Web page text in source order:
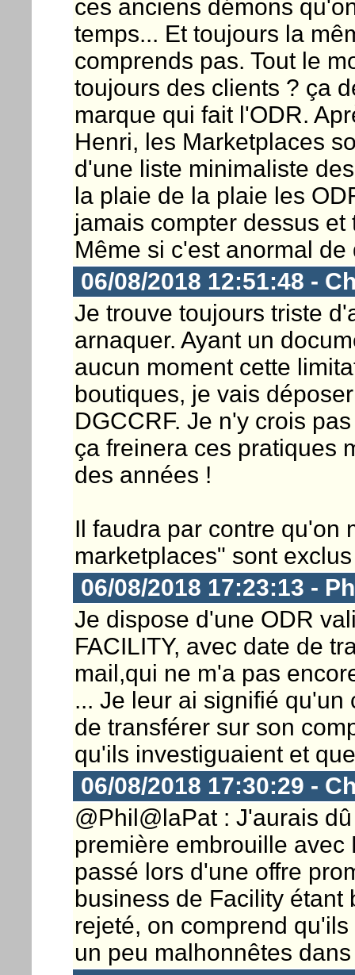
ces anciens démons
temps... Et toujours la
comprends pas. Tout le
toujours des clients ? ça
marque qui fait l'ODR.
Henri, les Marketplaces
d'une liste minimaliste
la plaie de la plaie les
jamais compter dessus
Même si c'est anormal
06/08/2018 12:51:48 -
Je trouve toujours triste
arnaquer. Ayant un
aucun moment cette
boutiques, je vais
DGCCRF. Je n'y crois
ça freinera ces pratiques
des années !
Il faudra par contre qu'on
marketplaces" sont
06/08/2018 17:23:13 -
Je dispose d'une ODR
FACILITY, avec date de
mail,qui ne m'a pas
... Je leur ai signifié
de transférer sur son
qu'ils investiguaient et
06/08/2018 17:30:29 -
@Phil@laPat : J'aurais
première embrouille
passé lors d'une offre
business de Facility
rejeté, on comprend
un peu malhonnêtes